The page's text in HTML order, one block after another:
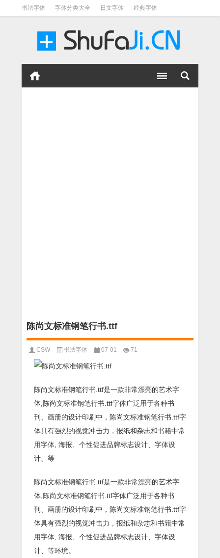
书法字体 字体分类大全 日文字体 经典字体
陈尚文标准钢笔行书.ttf
CSW 书法字体 07-01 71
陈尚文标准钢笔行书.ttf是一款非常漂亮的艺术字
体,陈尚文标准钢笔行书.ttf字体广泛用于各种书
刊、画册的设计印刷中，陈尚文标准钢笔行书.ttf字
体具有强烈的视觉冲击力，报纸和杂志和书籍中常
用字体, 海报、个性促进品牌标志设计、字体设
计、等
陈尚文标准钢笔行书.ttf是一款非常漂亮的艺术字
体,陈尚文标准钢笔行书.ttf字体广泛用于各种书
刊、画册的设计印刷中，陈尚文标准钢笔行书.ttf字
体具有强烈的视觉冲击力，报纸和杂志和书籍中常
用字体, 海报、个性促进品牌标志设计、字体设
计、等环境。